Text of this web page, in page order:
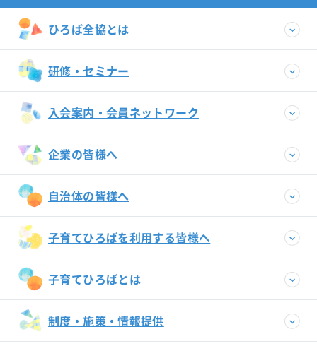
ひろば全協とは
研修・セミナー
入会案内・会員ネットワーク
企業の皆様へ
自治体の皆様へ
子育てひろばを利用する皆様へ
子育てひろばとは
制度・施策・情報提供